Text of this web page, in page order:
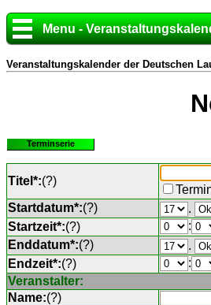
Menu -
Veranstaltungskalender der Deutschen
Terminserie
Titel*:(?)
Startdatum*:(?)
.
Startzeit*:(?)
:
Enddatum*:(?)
.
Endzeit*:(?)
:
Veranstalter:
Name:(?)